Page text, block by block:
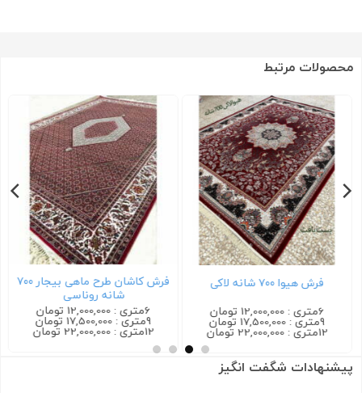
محصولات مرتبط
فرش هیوا ۷۰۰ شانه لاکی
6متری : 12,000,000 تومان
9متری : 17,500,000 تومان
12متری : 22,000,000 تومان
فرش کاشان طرح ماهی بیجار ۷۰۰
شانه روناسی
6متری : 12,000,000 تومان
9متری : 17,500,000 تومان
12متری : 22,000,000 تومان
پیشنهادات شگفت انگیز